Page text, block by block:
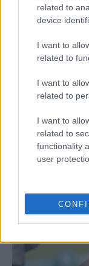
related to
device
I want to
related to
I want to
related to
I want to
related to
functionality
user
Compra tu
Heycar
¿Estás pensando
AUTOMOVIL